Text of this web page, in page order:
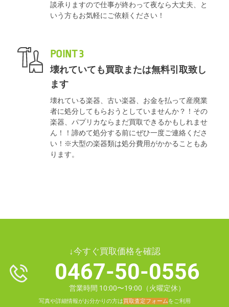
談承りますので仕事が終わって夜なら大丈夫、と
いう方もお気軽にご依頼ください！
POINT 3
壊れていても買取または無料引取致し
ます
壊れている楽器、古い楽器、お金を払って産廃業
者に処分してもらおうとしていませんか？！その
楽器、パプリカならまだ買取できるかもしれませ
ん！！諦めて処分する前にぜひ一度ご連絡くださ
い！※大型の楽器類は処分費用がかかることもあ
ります。
↓今すぐ買取価格を確認
0467-50-0556
営業時間 10:00〜19:00（火曜定休）
写真や詳細情報がお分かりの方は買取査定フォームをご利用